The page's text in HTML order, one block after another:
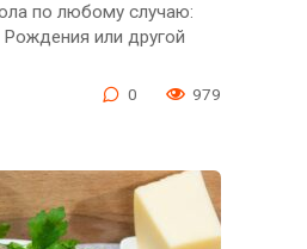
по любому случаю:
или другой
0 979